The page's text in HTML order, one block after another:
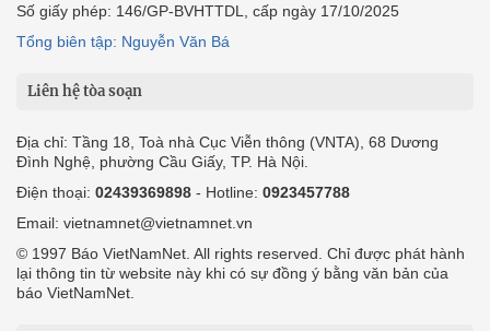
Số giấy phép: 146/GP-BVHTTDL, cấp ngày 17/10/2025
Tổng biên tập: Nguyễn Văn Bá
Liên hệ tòa soạn
Địa chỉ: Tầng 18, Toà nhà Cục Viễn thông (VNTA), 68 Dương
Đình Nghệ, phường Cầu Giấy, TP. Hà Nội.
Điện thoại: 02439369898 - Hotline: 0923457788
Email: vietnamnet@vietnamnet.vn
© 1997 Báo VietNamNet. All rights reserved. Chỉ được phát hành
lại thông tin từ website này khi có sự đồng ý bằng văn bản của
báo VietNamNet.